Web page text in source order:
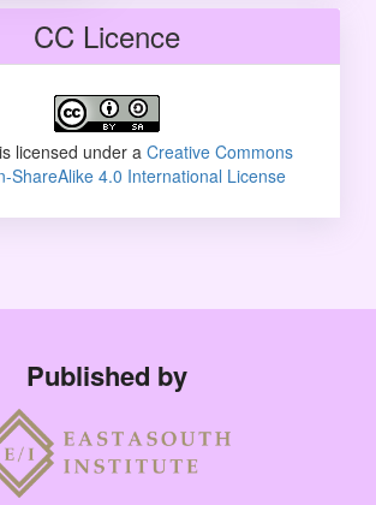
CC Licence
licensed under a Creative Commons
ShareAlike 4.0 International License
Published by